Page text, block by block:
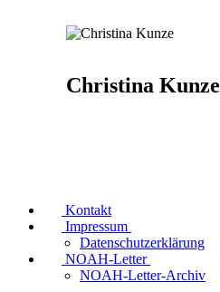
Christina Kunze
Kontakt
Impressum
Datenschutzerklärung
NOAH-Letter
NOAH-Letter-Archiv